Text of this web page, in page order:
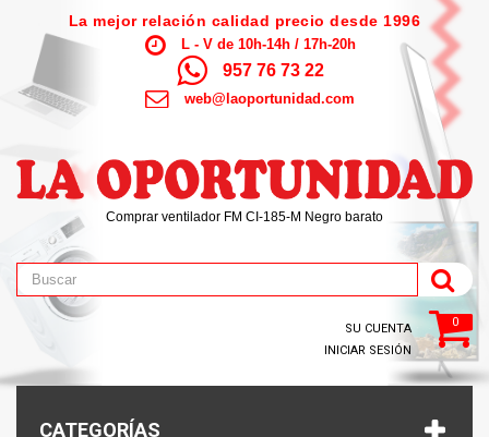
La mejor relación calidad precio desde 1996
L - V de 10h-14h / 17h-20h
957 76 73 22
web@laoportunidad.com
Comprar ventilador FM CI-185-M Negro barato
0
SU CUENTA
INICIAR SESIÓN
CATEGORÍAS